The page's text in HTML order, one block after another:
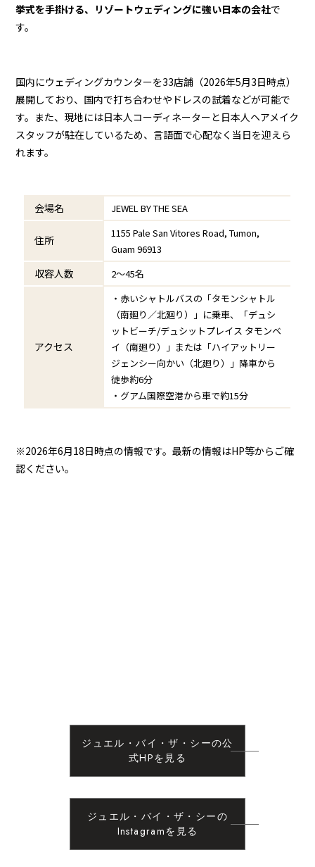
挙式を手掛ける、リゾートウェディングに強い日本の会社で
す。
国内にウェディングカウンターを33店舗（2026年5月3日時点）
展開しており、国内で打ち合わせやドレスの試着などが可能で
す。また、現地には日本人コーディネーターと日本人ヘアメイク
スタッフが駐在しているため、言語面で心配なく当日を迎えら
れます。
会場名 JEWEL BY THE SEA
住所
1155 Pale San Vitores Road, Tumon,
Guam 96913
収容人数 2～45名
アクセス
・赤いシャトルバスの「タモンシャトル
（南廻り／北廻り）」に乗車、「デュシ
ットビーチ/デュシットプレイス タモンベ
イ（南廻り）」または「ハイアットリー
ジェンシー向かい（北廻り）」降車から
徒歩約6分
・グアム国際空港から車で約15分
※2026年6月18日時点の情報です。最新の情報はHP等からご確
認ください。
ジュエル・バイ・ザ・シーの公
式HPを見る
ジュエル・バイ・ザ・シーの
Instagramを見る